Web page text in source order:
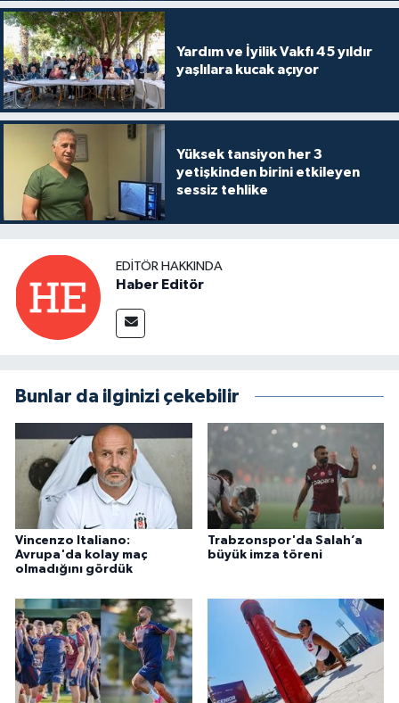
Yardım ve İyilik Vakfı 45 yıldır
yaşlılara kucak açıyor
Yüksek tansiyon her 3
yetişkinden birini etkileyen
sessiz tehlike
EDITÖR HAKKINDA
Haber Editör
Bunlar da ilginizi çekebilir
Vincenzo Italiano:
Avrupa'da kolay maç
olmadığını gördük
Trabzonspor'da Salah’a
büyük imza töreni